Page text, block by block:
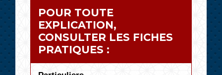
POUR TOUTE
EXPLICATION,
CONSULTER LES FICHES
PRATIQUES :